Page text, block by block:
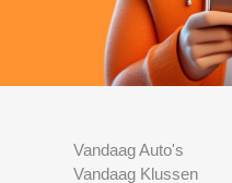
Vandaag Auto's
Vandaag Klussen